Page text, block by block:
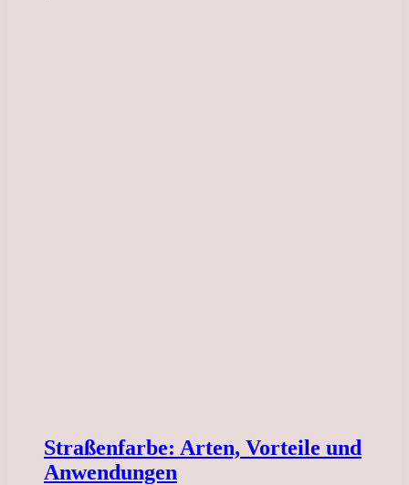
Straßenfarbe: Arten, Vorteile und
Anwendungen